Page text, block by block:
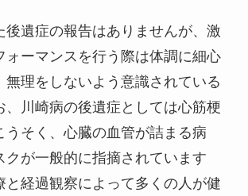
後遺症の報告はありませんが、激
ォーマンスを行う際は体調に細心
無理をしないよう意識されている
、川崎病の後遺症としては心筋梗
うそく、心臓の血管が詰まる病
クが一般的に指摘されています
と経過観察によって多くの人が健